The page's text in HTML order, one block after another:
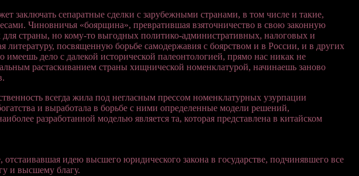
заключать сепаратные сделки с зарубежными странами, в том числе и такие,
Чиновничья «боярщина», превратившая взяточничество в свою законную
страны, но кому-то выгодных политико-административных, налоговых и
литературу, посвященную борьбе самодержавия с боярством и в России, и в других
дело с далекой исторической палеонтологией, прямо нас никак не
растаскиванием страны хищнической номенклатурой, начинаешь заново
всегда жила под негласным прессом номенклатурных узурпации
и выработала в борьбе с ними определенные модели решений,
разработанной моделью является та, которая представлена в китайском
идею высшего юридического закона в государстве, подчинявшего все
и высшему благу.